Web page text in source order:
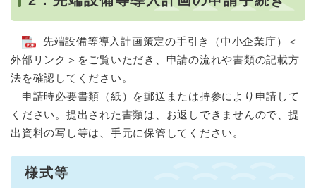
先端設備等導入計画策定の手引き（中小企業庁）
＜
外部リンク＞ をご覧いただき、申請の流れや書類の記載方
法を確認してください。
申請時必要書類（紙）を郵送または持参により申請して
ください。提出された書類は、お返しできませんので、提
出資料の写し等は、手元に保管してください。
様式等